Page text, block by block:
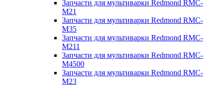
Запчасти для мультиварки Redmond RMC-
M21
Запчасти для мультиварки Redmond RMC-
M35
Запчасти для мультиварки Redmond RMC-
M211
Запчасти для мультиварки Redmond RMC-
M4500
Запчасти для мультиварки Redmond RMC-
M23